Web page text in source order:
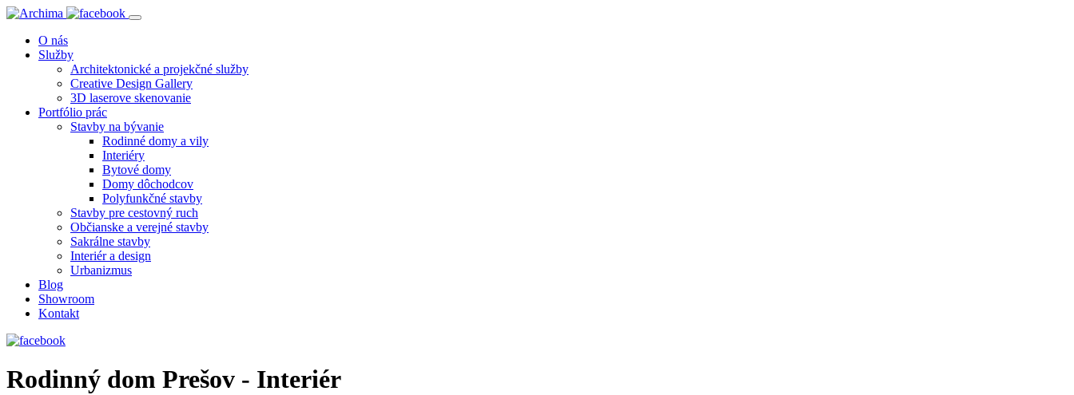
O nás
Služby
Architektonické a projekčné služby
Creative Design Gallery
3D laserove skenovanie
Portfólio prác
Stavby na bývanie
Rodinné domy a vily
Interiéry
Bytové domy
Domy dôchodcov
Polyfunkčné stavby
Stavby pre cestovný ruch
Občianske a verejné stavby
Sakrálne stavby
Interiér a design
Urbanizmus
Blog
Showroom
Kontakt
Rodinný dom Prešov - Interiér